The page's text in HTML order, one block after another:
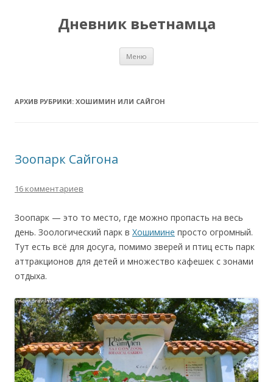
Дневник вьетнамца
Меню
АРХИВ РУБРИКИ: ХОШИМИН ИЛИ САЙГОН
Зоопарк Сайгона
16 комментариев
Зоопарк — это то место, где можно пропасть на весь
день. Зоологический парк в Хошимине просто огромный.
Тут есть всё для досуга, помимо зверей и птиц есть парк
аттракционов для детей и множество кафешек с зонами
отдыха.